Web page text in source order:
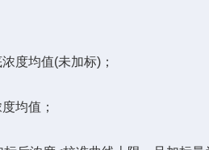
度均值(未加标)；
均值；